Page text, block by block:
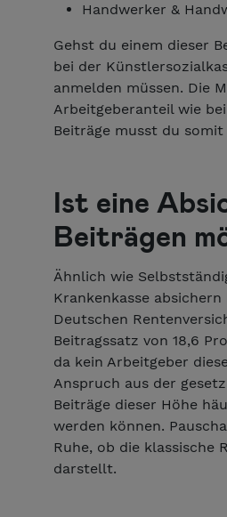
Handwerker &
Gehst du einem dieser
bei der
anmelden müssen. Die
Arbeitgeberanteil wie
Beiträge musst du
Ist eine
Beiträgen
Ähnlich wie
Krankenkasse
Deutschen
Beitragssatz von 18,6
da kein Arbeitgeber
Anspruch aus der
Beiträge dieser Höhe
werden können.
Ruhe, ob die klassische
darstellt.